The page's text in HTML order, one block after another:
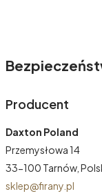
Producent
Daxton Poland
Przemysłowa 14
33-100 Tarnów,
sklep@firany.pl